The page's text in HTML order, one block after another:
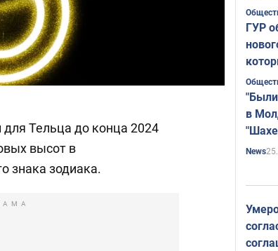
для Тельца до конца 2024
высот в
знака зодиака.
ГУР
в
News